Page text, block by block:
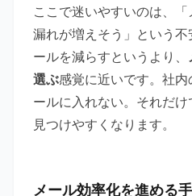
ここで迷いやすいのは、
漏れが増えそう」という
ールを減らすというより、
選ぶ感覚に近いです。社
ールに入れない。それだ
見つけやすくなります。
メール効率化を進める